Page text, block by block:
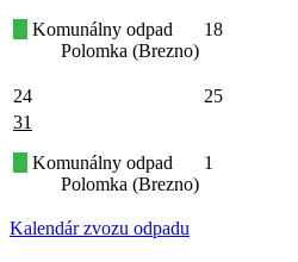
Komunálny odpad
Polomka (Brezno)
18
24 25
31
Komunálny odpad
Polomka (Brezno)
1
Kalendár zvozu odpadu